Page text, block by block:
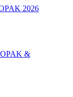
2026
&